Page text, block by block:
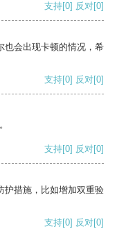
支持[0] 反对[0]
也会出现卡顿的情况，希
支持[0] 反对[0]
支持[0] 反对[0]
护措施，比如增加双重验
支持[0] 反对[0]